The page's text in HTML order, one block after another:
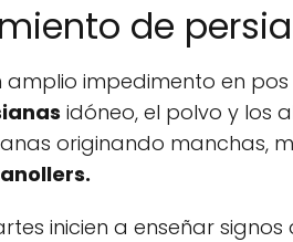
de
impedimento en
idóneo, el polvo y los
originando manchas,
inicien a enseñar